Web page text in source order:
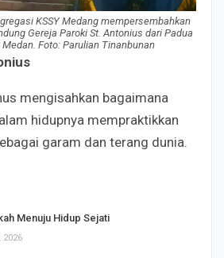
KSSY Medang mempersembahkan
Gereja Paroki St. Antonius dari Padua
Foto: Parulian Tinanbunan
mengisahkan bagaimana
hidupnya mempraktikkan
garam dan terang dunia.
Menuju Hidup Sejati
2026